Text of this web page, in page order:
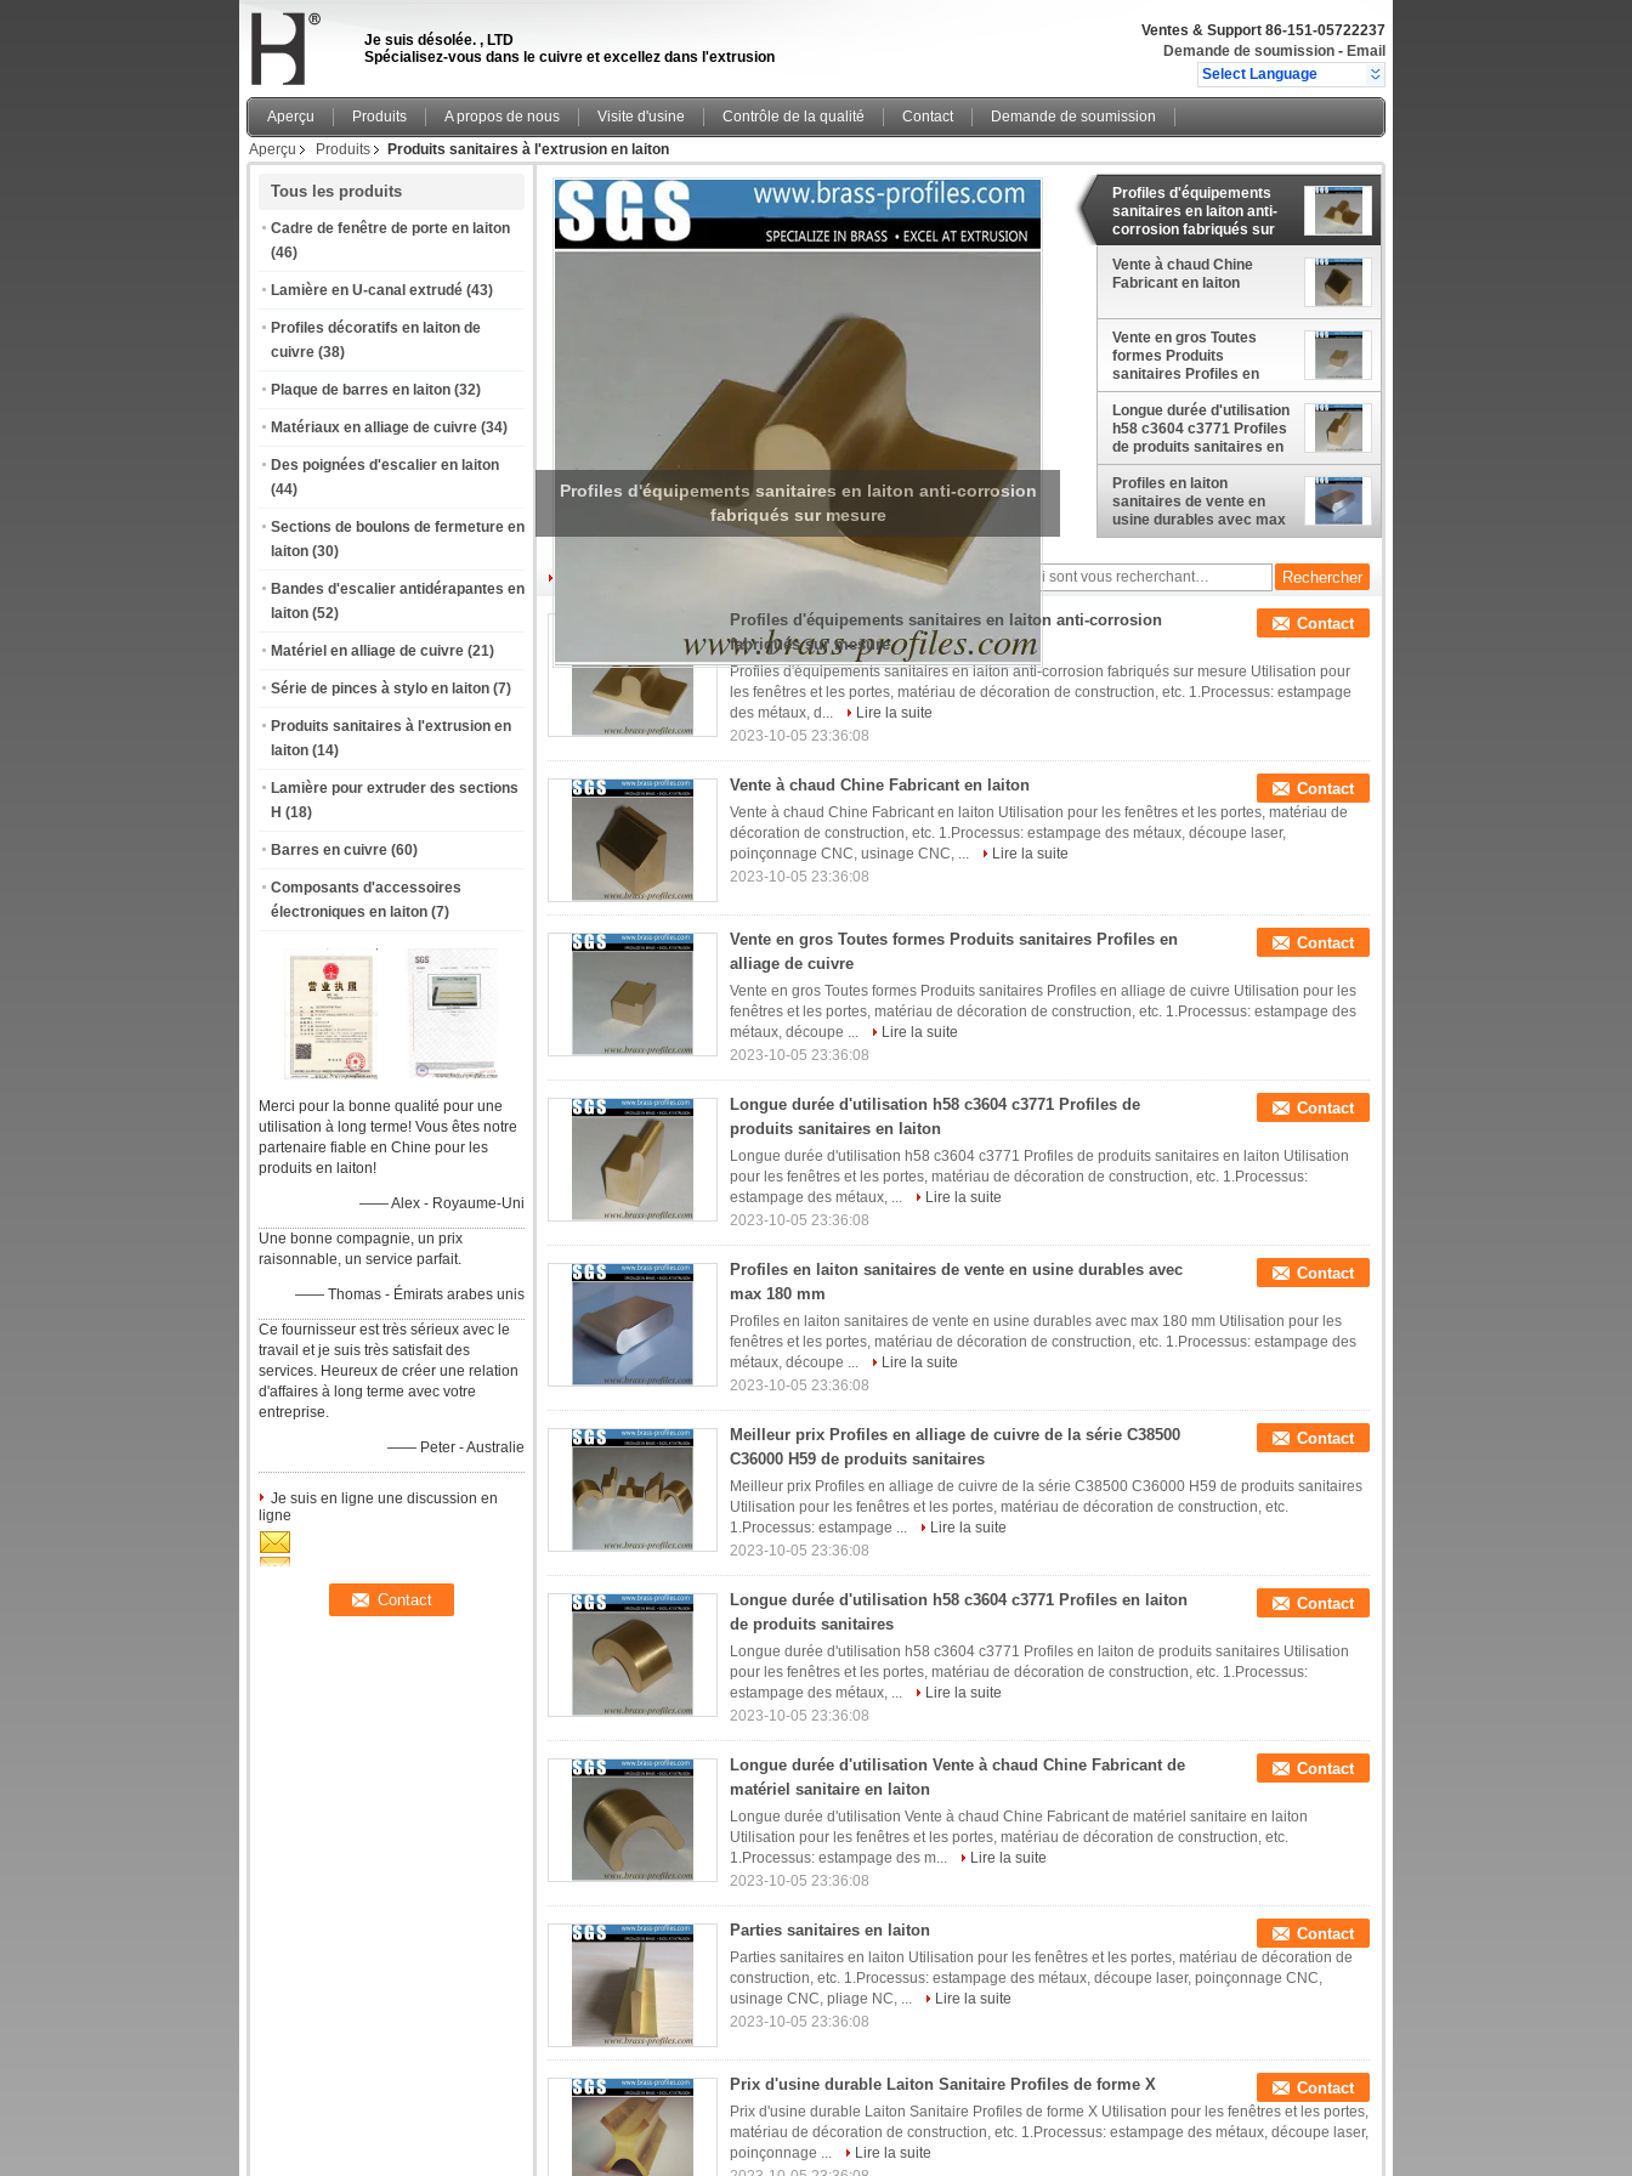
Je suis désolée. , LTD
Spécialisez-vous dans le cuivre et excellez dans l'extrusion
Ventes & Support 86-151-05722237
Demande de soumission - Email
Select Language
Aperçu Produits A propos de nous Visite d'usine Contrôle de la qualité Contact
Demande de soumission
Aperçu
Produits Produits sanitaires à l'extrusion en laiton
Tous les produits
Cadre de fenêtre de porte en laiton
(46)
Lamière en U-canal extrudé (43)
Profiles décoratifs en laiton de
cuivre (38)
Plaque de barres en laiton (32)
Matériaux en alliage de cuivre (34)
Des poignées d'escalier en laiton
(44)
Sections de boulons de fermeture en
laiton (30)
Bandes d'escalier antidérapantes en
laiton (52)
Matériel en alliage de cuivre (21)
Série de pinces à stylo en laiton (7)
Produits sanitaires à l'extrusion en
laiton (14)
Lamière pour extruder des sections
H (18)
Barres en cuivre (60)
Composants d'accessoires
électroniques en laiton (7)
Merci pour la bonne qualité pour une
utilisation à long terme! Vous êtes notre
partenaire fiable en Chine pour les
produits en laiton!
—— Alex - Royaume-Uni
Une bonne compagnie, un prix
raisonnable, un service parfait.
—— Thomas - Émirats arabes unis
Ce fournisseur est très sérieux avec le
travail et je suis très satisfait des
services. Heureux de créer une relation
d'affaires à long terme avec votre
entreprise.
—— Peter - Australie
Je suis en ligne une discussion en
ligne
Vente à chaud Chine Fabricant en laiton
Profiles d'équipements
sanitaires en laiton anti-
corrosion fabriqués sur
mesure
Vente à chaud Chine
Fabricant en laiton
Vente en gros Toutes
formes Produits
sanitaires Profiles en
alliage de cuivre
Longue durée d'utilisation
h58 c3604 c3771 Profiles
de produits sanitaires en
laiton
Profiles en laiton
sanitaires de vente en
usine durables avec max
180 mm
Produits sanitaires à l'extrusion en laiton (14)
Profiles d'équipements sanitaires en laiton anti-corrosion
fabriqués sur mesure
Contact
Profiles d'équipements sanitaires en laiton anti-corrosion fabriqués sur mesure Utilisation pour
les fenêtres et les portes, matériau de décoration de construction, etc. 1.Processus: estampage
des métaux, d...
Lire la suite
2023-10-05 23:36:08
Vente à chaud Chine Fabricant en laiton Contact
Vente à chaud Chine Fabricant en laiton Utilisation pour les fenêtres et les portes, matériau de
décoration de construction, etc. 1.Processus: estampage des métaux, découpe laser,
poinçonnage CNC, usinage CNC, ...
Lire la suite
2023-10-05 23:36:08
Vente en gros Toutes formes Produits sanitaires Profiles en
alliage de cuivre
Contact
Vente en gros Toutes formes Produits sanitaires Profiles en alliage de cuivre Utilisation pour les
fenêtres et les portes, matériau de décoration de construction, etc. 1.Processus: estampage des
métaux, découpe ...
Lire la suite
2023-10-05 23:36:08
Longue durée d'utilisation h58 c3604 c3771 Profiles de
produits sanitaires en laiton
Contact
Longue durée d'utilisation h58 c3604 c3771 Profiles de produits sanitaires en laiton Utilisation
pour les fenêtres et les portes, matériau de décoration de construction, etc. 1.Processus:
estampage des métaux, ...
Lire la suite
2023-10-05 23:36:08
Profiles en laiton sanitaires de vente en usine durables avec
max 180 mm
Contact
Profiles en laiton sanitaires de vente en usine durables avec max 180 mm Utilisation pour les
fenêtres et les portes, matériau de décoration de construction, etc. 1.Processus: estampage des
métaux, découpe ...
Lire la suite
2023-10-05 23:36:08
Meilleur prix Profiles en alliage de cuivre de la série C38500
C36000 H59 de produits sanitaires
Contact
Meilleur prix Profiles en alliage de cuivre de la série C38500 C36000 H59 de produits sanitaires
Utilisation pour les fenêtres et les portes, matériau de décoration de construction, etc.
1.Processus: estampage ...
Lire la suite
2023-10-05 23:36:08
Longue durée d'utilisation h58 c3604 c3771 Profiles en laiton
de produits sanitaires
Contact
Longue durée d'utilisation h58 c3604 c3771 Profiles en laiton de produits sanitaires Utilisation
pour les fenêtres et les portes, matériau de décoration de construction, etc. 1.Processus:
estampage des métaux, ...
Lire la suite
2023-10-05 23:36:08
Longue durée d'utilisation Vente à chaud Chine Fabricant de
matériel sanitaire en laiton
Contact
Longue durée d'utilisation Vente à chaud Chine Fabricant de matériel sanitaire en laiton
Utilisation pour les fenêtres et les portes, matériau de décoration de construction, etc.
1.Processus: estampage des m...
Lire la suite
2023-10-05 23:36:08
Parties sanitaires en laiton Contact
Parties sanitaires en laiton Utilisation pour les fenêtres et les portes, matériau de décoration de
construction, etc. 1.Processus: estampage des métaux, découpe laser, poinçonnage CNC,
usinage CNC, pliage NC, ...
Lire la suite
2023-10-05 23:36:08
Prix d'usine durable Laiton Sanitaire Profiles de forme X Contact
Prix d'usine durable Laiton Sanitaire Profiles de forme X Utilisation pour les fenêtres et les portes,
matériau de décoration de construction, etc. 1.Processus: estampage des métaux, découpe laser,
poinçonnage ...
Lire la suite